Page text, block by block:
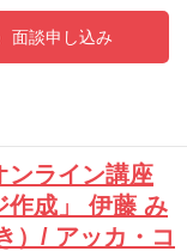
面談申し込み
ンライン講座
作成」 伊藤 み
）/ アッカ・コ